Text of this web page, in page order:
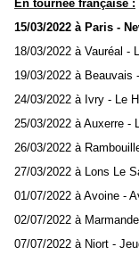
En tournée française :
15/03/2022 à Paris -
18/03/2022 à Vauréal -
19/03/2022 à Beauvais
24/03/2022 à Ivry - Le
25/03/2022 à Auxerre -
26/03/2022 à
27/03/2022 à Lons Le
01/07/2022 à Avoine -
02/07/2022 à
07/07/2022 à Niort -